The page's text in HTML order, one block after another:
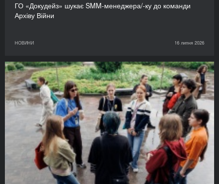
ГО «Докудейз» шукає SMM-менеджера/-ку до команди
Архіву Війни
НОВИНИ 16 липня 2026